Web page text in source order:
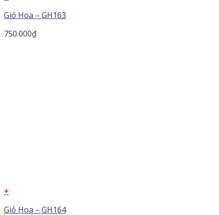
Giỏ Hoa – GH163
750.000₫
+
Giỏ Hoa – GH164